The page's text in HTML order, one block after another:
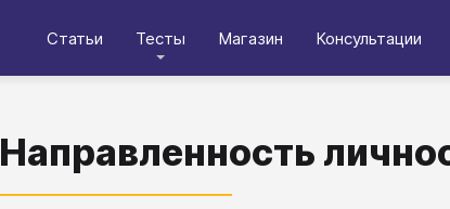
Статьи Тесты Магазин Консультации
Направленность